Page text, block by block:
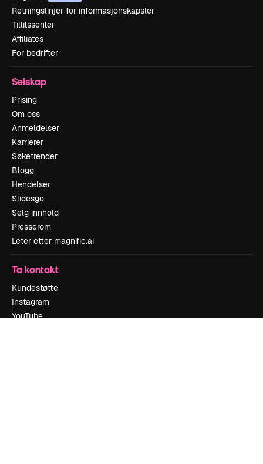
Retningslinjer for informasjonskapsler
Tillitssenter
Affiliates
For bedrifter
Selskap
Prising
Om oss
Anmeldelser
Karrierer
Søketrender
Blogg
Hendelser
Slidesgo
Selg innhold
Presserom
Leter etter magnific.ai
Ta kontakt
Kundestøtte
Instagram
YouTube